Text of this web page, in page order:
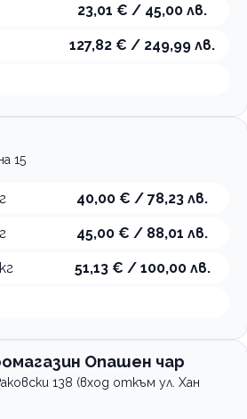
23,01 € / 45,00 лв.
127,82 € / 249,99 лв.
15
40,00 € / 78,23 лв.
45,00 € / 88,01 лв.
51,13 € / 100,00 лв.
Опашен чар
138 (вход откъм ул. Хан